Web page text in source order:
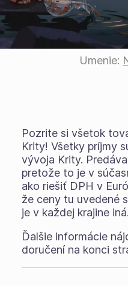
Umenie:
Pozrite si všetok
Krity! Všetky príjmy
vývoja Krity.
pretože to je v
ako riešiť DPH v
že ceny tu uvedené
je v každej krajine iná.
Ďalšie informácie
doručení na konci